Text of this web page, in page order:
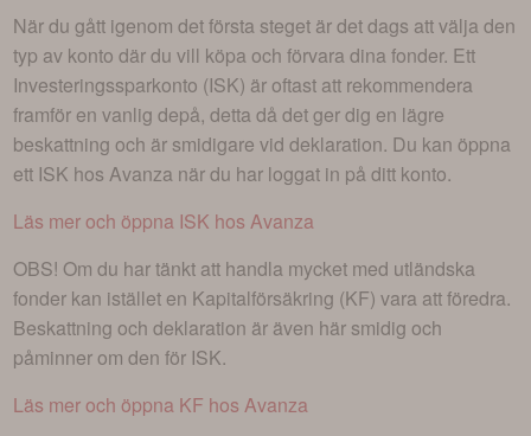
När du gått igenom det första steget är det dags att välja den
typ av konto där du vill köpa och förvara dina fonder. Ett
Investeringssparkonto (ISK) är oftast att rekommendera
framför en vanlig depå, detta då det ger dig en lägre
beskattning och är smidigare vid deklaration. Du kan öppna
ett ISK hos Avanza när du har loggat in på ditt konto.
Läs mer och öppna ISK hos Avanza
OBS! Om du har tänkt att handla mycket med utländska
fonder kan istället en Kapitalförsäkring (KF) vara att föredra.
Beskattning och deklaration är även här smidig och
påminner om den för ISK.
Läs mer och öppna KF hos Avanza